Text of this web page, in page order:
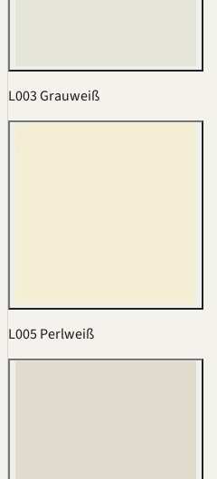
L003 Grauweiß
L005 Perlweiß